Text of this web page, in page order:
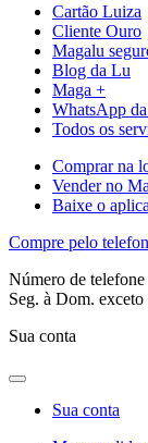
Cartão Luiza
Cliente Ouro
Magalu
Blog da Lu
Maga +
WhatsApp
Todos os
Comprar na
Vender no
Baixe o
Compre pelo
Número de
Seg. à Dom.
Sua conta
Sua conta